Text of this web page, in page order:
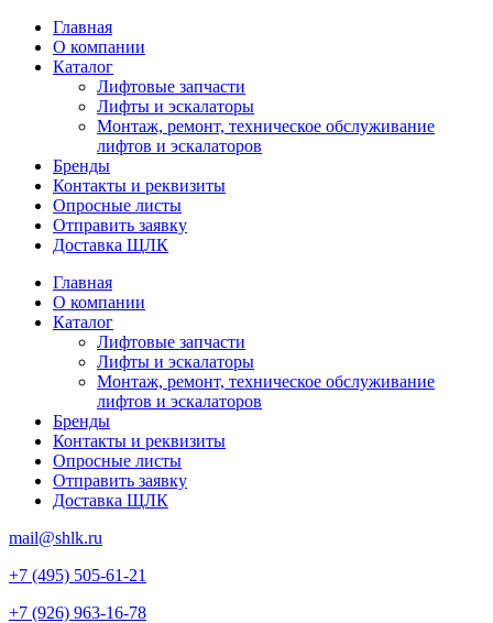
Главная
О компании
Каталог
Лифтовые запчасти
Лифты и эскалаторы
Монтаж, ремонт, техническое обслуживание
лифтов и эскалаторов
Бренды
Контакты и реквизиты
Опросные листы
Отправить заявку
Доставка ЩЛК
Главная
О компании
Каталог
Лифтовые запчасти
Лифты и эскалаторы
Монтаж, ремонт, техническое обслуживание
лифтов и эскалаторов
Бренды
Контакты и реквизиты
Опросные листы
Отправить заявку
Доставка ЩЛК
mail@shlk.ru
+7 (495) 505-61-21
+7 (926) 963-16-78